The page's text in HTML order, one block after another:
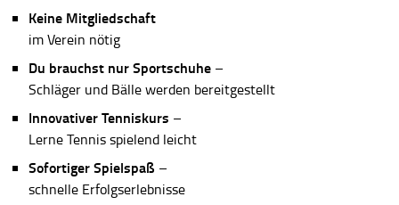
Keine Mitgliedschaft
im Verein nötig
Du brauchst nur Sportschuhe –
Schläger und Bälle werden bereitgestellt
Innovativer Tenniskurs –
Lerne Tennis spielend leicht
Sofortiger Spielspaß –
schnelle Erfolgserlebnisse